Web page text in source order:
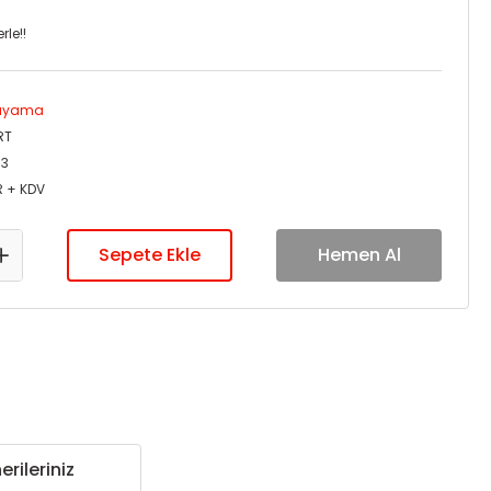
+ KDV
Sepete Ekle Hemen Al